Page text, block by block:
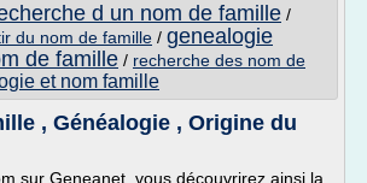
d un nom de famille /
du nom de famille / genealogie
de famille / recherche des nom de
et nom famille
, Généalogie , Origine du
sur Geneanet, vous découvrirez ainsi la